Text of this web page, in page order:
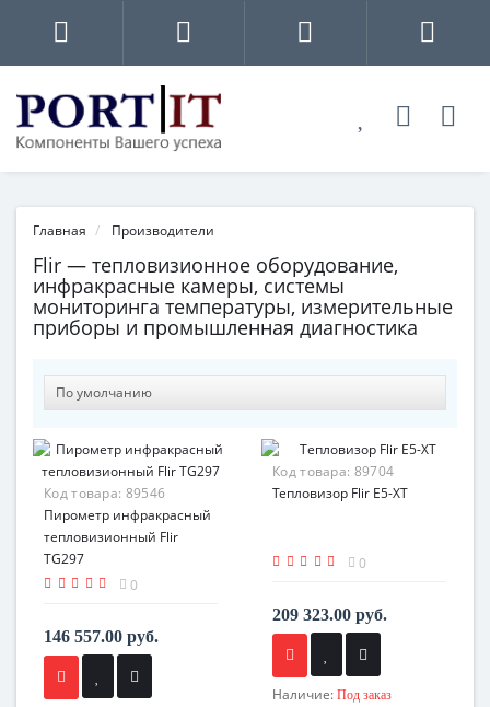
Главная Производители
Flir — тепловизионное оборудование,
инфракрасные камеры, системы
мониторинга температуры, измерительные
приборы и промышленная диагностика
Код товара: 89546
Пирометр инфракрасный
тепловизионный Flir
TG297
0
146 557.00 руб.
Код товара: 89704
Тепловизор Flir E5-XT
0
209 323.00 руб.
Наличие: Под заказ